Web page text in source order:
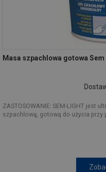
Masa szpachlowa gotowa Sem
ZASTOSOWANIE: SEM-LIGHT jest
szpachlową, gotową do użycia przy